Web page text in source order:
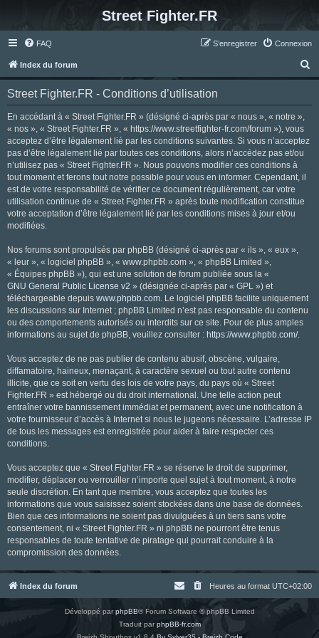
Street Fighter.FR
FAQ Connexion
S’enregistrer
Index du forum
e
Street Fighter.FR - Conditions d’utilisation
En accédant à « Street Fighter.FR » (désigné ci-après par « nous », « notre »,
« nos », « Street Fighter.FR », « https://www.streetfighter-fr.com/forum »), vous
acceptez d’être légalement lié par les conditions suivantes. Si vous n’acceptez
pas d’être légalement lié par toutes ces conditions, alors n’accédez pas et/ou
n’utilisez pas « Street Fighter.FR ». Nous pouvons modifier ces conditions à
tout moment et ferons tout notre possible pour vous en informer. Cependant, il
est de votre responsabilité de vérifier ce document régulièrement, car votre
utilisation continue de « Street Fighter.FR » après toute modification constitue
votre acceptation d’être légalement lié par les conditions mises à jour et/ou
modifiées.
Nos forums sont propulsés par phpBB (désigné ci-après par « ils », « eux »,
« leur », « logiciel phpBB », « www.phpbb.com », « phpBB Limited »,
« Équipes phpBB »), qui est une solution de forum publiée sous la «
GNU General Public License v2 » (désignée ci-après par « GPL ») et
téléchargeable depuis www.phpbb.com. Le logiciel phpBB facilite uniquement
les discussions sur Internet ; phpBB Limited n’est pas responsable du contenu
ou des comportements autorisés ou interdits sur ce site. Pour de plus amples
informations au sujet de phpBB, veuillez consulter : https://www.phpbb.com/.
Vous acceptez de ne pas publier de contenu abusif, obscène, vulgaire,
diffamatoire, haineux, menaçant, à caractère sexuel ou tout autre contenu
illicite, que ce soit en vertu des lois de votre pays, du pays où « Street
Fighter.FR » est hébergé ou du droit international. Une telle action peut
entraîner votre bannissement immédiat et permanent, avec une notification à
votre fournisseur d’accès à Internet si nous le jugeons nécessaire. L’adresse IP
de tous les messages est enregistrée pour aider à faire respecter ces
conditions.
Vous acceptez que « Street Fighter.FR » se réserve le droit de supprimer,
modifier, déplacer ou verrouiller n’importe quel sujet à tout moment, à notre
seule discrétion. En tant que membre, vous acceptez que toutes les
informations que vous saisissez soient stockées dans une base de données.
Bien que ces informations ne soient pas divulguées à un tiers sans votre
consentement, ni « Street Fighter.FR » ni phpBB ne pourront être tenus
responsables de toute tentative de piratage qui pourrait conduire à la
compromission des données.
Index du forum Heures au format UTC+02:00
Développé parphpBB® Forum Software © phpBB Limited
Traduit parphpBB-fr.com